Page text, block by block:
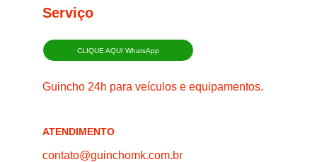
Serviço
Guincho 24h para veículos e equipamentos.
ATENDIMENTO
contato@guinchomk.com.br
CLIQUE AQUI WhatsApp